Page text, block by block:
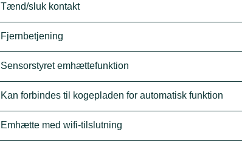
Tænd/sluk kontakt
Fjernbetjening
Sensorstyret emhættefunktion
Kan forbindes til kogepladen for automatisk funktion
Emhætte med wifi-tilslutning